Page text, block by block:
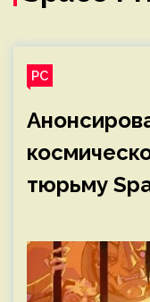
PC
тюрьму